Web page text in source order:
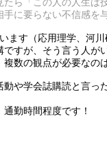
たら「この人の人生
に要らない不信感を
ます（応用理学、河
すが、そう言う人が
数の観点が必要なの
動や学会誌購読と言
勤時間程度です！